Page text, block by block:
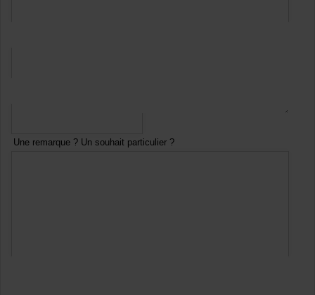
Une remarque ? Un souhait particulier ?